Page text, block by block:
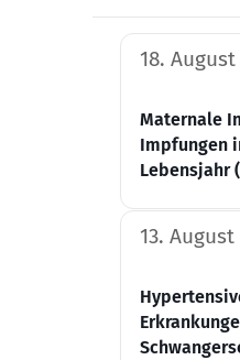
18.
Maternale
Impfungen
Lebensjahr
13. August